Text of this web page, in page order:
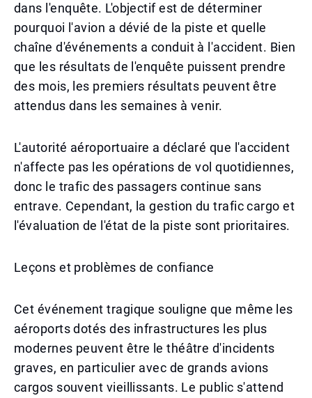
dans l'enquête. L'objectif est de déterminer
pourquoi l'avion a dévié de la piste et quelle
chaîne d'événements a conduit à l'accident. Bien
que les résultats de l'enquête puissent prendre
des mois, les premiers résultats peuvent être
attendus dans les semaines à venir.
L'autorité aéroportuaire a déclaré que l'accident
n'affecte pas les opérations de vol quotidiennes,
donc le trafic des passagers continue sans
entrave. Cependant, la gestion du trafic cargo et
l'évaluation de l'état de la piste sont prioritaires.
Leçons et problèmes de confiance
Cet événement tragique souligne que même les
aéroports dotés des infrastructures les plus
modernes peuvent être le théâtre d'incidents
graves, en particulier avec de grands avions
cargos souvent vieillissants. Le public s'attend